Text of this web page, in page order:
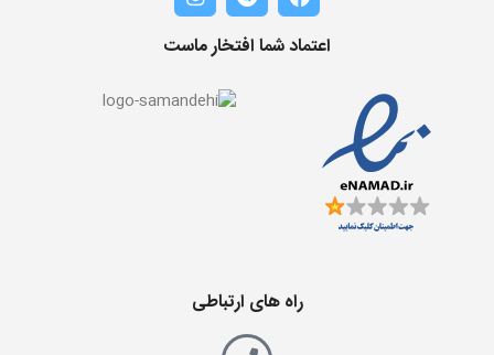
اعتماد شما افتخار ماست
راه های ارتباطی